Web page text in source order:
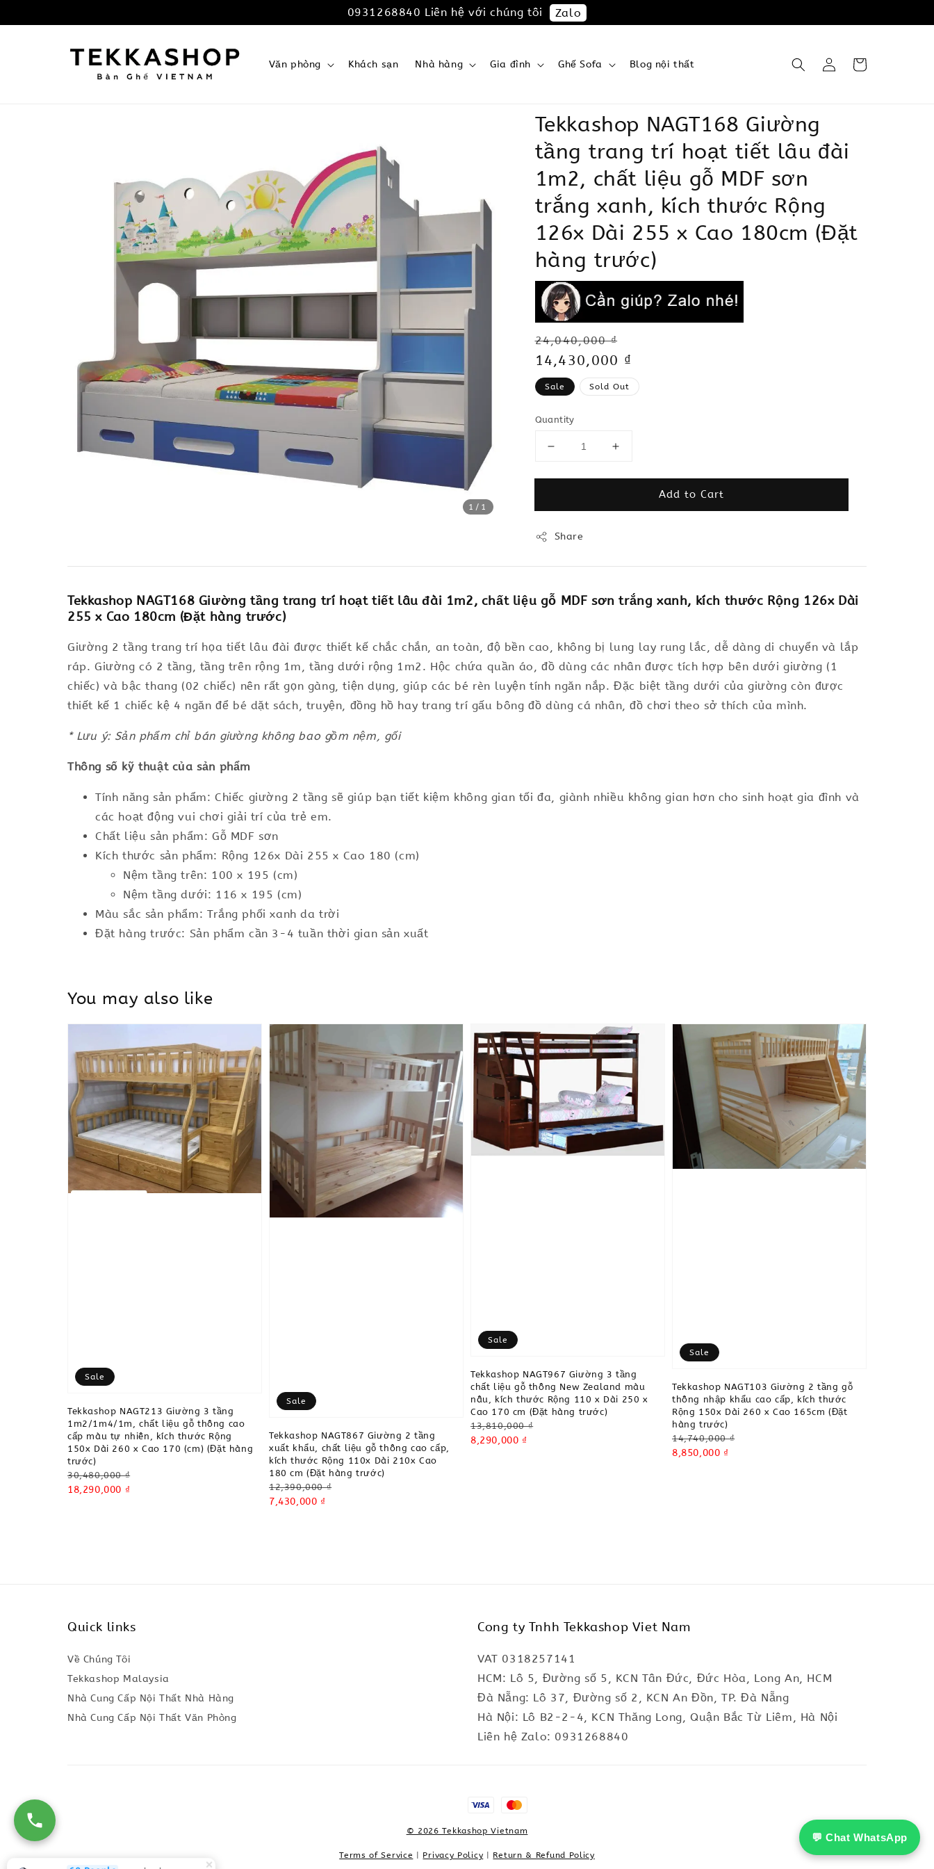
💬 Chat WhatsApp
0931268840 Liên hệ với chúng tôi Zalo
Văn phòng Khách sạn Nhà hàng Gia đình Ghế Sofa Blog nội thất
1 /1
Tekkashop NAGT168 Giường
tầng trang trí hoạt tiết lâu đài
1m2, chất liệu gỗ MDF sơn
trắng xanh, kích thước Rộng
126x Dài 255 x Cao 180cm (Đặt
hàng trước)
Regular
price
24,040,000 ₫
Sale
price
14,430,000 ₫
Sale Sold Out
Quantity
Add to Cart
Share
Tekkashop NAGT168 Giường tầng trang trí hoạt tiết lâu đài 1m2, chất liệu gỗ MDF sơn trắng xanh, kích thước Rộng 126x Dài
255 x Cao 180cm (Đặt hàng trước)
Giường 2 tầng trang trí họa tiết lâu đài được thiết kế chắc chắn, an toàn, độ bền cao, không bị lung lay rung lắc, dễ dàng di chuyển và lắp
ráp. Giường có 2 tầng, tầng trên rộng 1m, tầng dưới rộng 1m2. Hộc chứa quần áo, đồ dùng các nhân được tích hợp bên dưới giường (1
chiếc) và bậc thang (02 chiếc) nên rất gọn gàng, tiện dụng, giúp các bé rèn luyện tính ngăn nắp. Đặc biệt tầng dưới của giường còn được
thiết kế 1 chiếc kệ 4 ngăn để bé dặt sách, truyện, đồng hồ hay trang trí gấu bông đồ dùng cá nhân, đồ chơi theo sở thích của mình.
* Lưu ý: Sản phẩm chỉ bán giường không bao gồm nệm, gối
Thông số kỹ thuật của sản phẩm
Tính năng sản phẩm: Chiếc giường 2 tầng sẽ giúp bạn tiết kiệm không gian tối đa, giành nhiều không gian hơn cho sinh hoạt gia đình và
các hoạt động vui chơi giải trí của trẻ em.
Chất liệu sản phẩm: Gỗ MDF sơn
Kích thước sản phẩm: Rộng 126x Dài 255 x Cao 180 (cm)
Nệm tầng trên: 100 x 195 (cm)
Nệm tầng dưới: 116 x 195 (cm)
Màu sắc sản phẩm: Trắng phối xanh da trời
Đặt hàng trước: Sản phẩm cần 3-4 tuần thời gian sản xuất
You may also like
Sale
Tekkashop NAGT213 Giường 3 tầng
1m2/1m4/1m, chất liệu gỗ thông cao
cấp màu tự nhiên, kích thước Rộng
150x Dài 260 x Cao 170 (cm) (Đặt hàng
trước)
Regular
price
30,480,000 ₫
Sale
18,290,000 ₫
Sale
Tekkashop NAGT867 Giường 2 tầng
xuất khẩu, chất liệu gỗ thông cao cấp,
kích thước Rộng 110x Dài 210x Cao
180 cm (Đặt hàng trước)
Regular
price
12,390,000 ₫
Sale
7,430,000 ₫
Sale
Tekkashop NAGT967 Giường 3 tầng
chất liệu gỗ thông New Zealand màu
nâu, kích thước Rộng 110 x Dài 250 x
Cao 170 cm (Đặt hàng trước)
Regular
price
13,810,000 ₫
Sale
8,290,000 ₫
Sale
Tekkashop NAGT103 Giường 2 tầng gỗ
thông nhập khẩu cao cấp, kích thước
Rộng 150x Dài 260 x Cao 165cm (Đặt
hàng trước)
Regular
price
14,740,000 ₫
Sale
8,850,000 ₫
Quick links
Về Chúng Tôi
Tekkashop Malaysia
Nhà Cung Cấp Nội Thất Nhà Hàng
Nhà Cung Cấp Nội Thất Văn Phòng
Cong ty Tnhh Tekkashop Viet Nam
VAT 0318257141
HCM: Lô 5, Đường số 5, KCN Tân Đức, Đức Hòa, Long An, HCM
Đà Nẵng: Lô 37, Đường số 2, KCN An Đồn, TP. Đà Nẵng
Hà Nội: Lô B2-2-4, KCN Thăng Long, Quận Bắc Từ Liêm, Hà Nội
Liên hệ Zalo: 0931268840
© 2026 Tekkashop Vietnam
Terms of Service Privacy Policy Return & Refund Policy